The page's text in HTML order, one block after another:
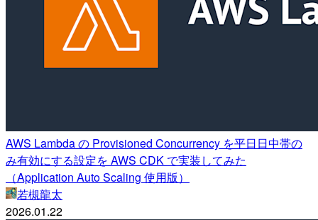
AWS Lambda の Provisioned Concurrency を平日日中帯の
み有効にする設定を AWS CDK で実装してみた
（Application Auto Scaling 使用版）
若槻龍太
2026.01.22